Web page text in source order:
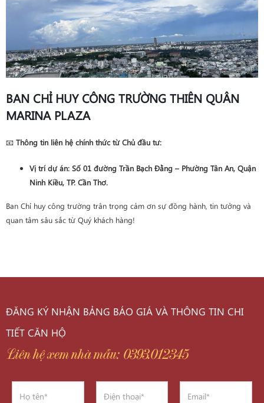
BAN CHỈ HUY CÔNG TRƯỜNG THIÊN QUÂN
MARINA PLAZA
📧 Thông tin liên hệ chính thức từ Chủ đầu tư:
Vị trí dự án: Số 01 đường Trần Bạch Đằng – Phường Tân An, Quận
Ninh Kiều, TP. Cần Thơ.
Ban Chỉ huy công trường trân trọng cảm ơn sự đồng hành, tin tưởng và
quan tâm sâu sắc từ Quý khách hàng!
ĐĂNG KÝ NHẬN BẢNG BÁO GIÁ VÀ THÔNG TIN CHI
TIẾT CĂN HỘ
Liên hệ xem nhà mẫu: 0393.012345